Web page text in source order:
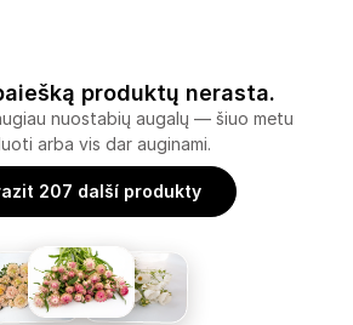
produktų nerasta.
nuostabių augalų — šiuo metu
arba vis dar auginami.
207 další produkty